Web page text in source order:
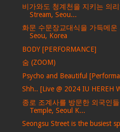
비가와도 청계천을 지키는 의
Stream, Seou...
화문 수문장교대식을 가득메운
Seou, Korea
BODY [PERFORMANCE]
숨 (ZOOM)
Psycho and Beautiful
Shh.. [Live @ 2024 IU HEREH
종로 조계사를 방문한 외국인
Temple, Seoul K...
Seongsu Street is the busiest